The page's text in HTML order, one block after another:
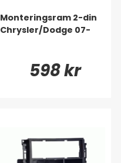
Monteringsram 2-din
Chrysler/Dodge 07-
598 kr